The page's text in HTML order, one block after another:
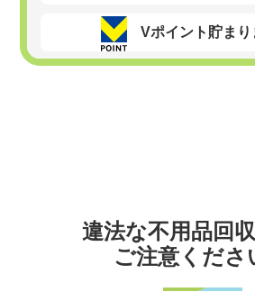
Vポイント貯まり
違法な不用品回
ご注意くださ